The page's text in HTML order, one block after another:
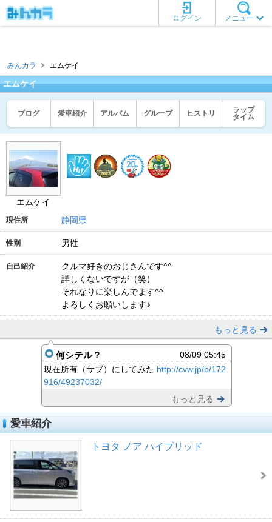
メニュー
ログイン
みんカラ エムケイ
エムケイ
ブログ 愛車紹介 アルバム グループ ヒストリ
ラップ
タイム
エムケイ
現住所 静岡県
性別 男性
自己紹介
クルマ好きのおじさんです^^
詳しくないですが（笑）
それなりに楽しんでます^^
よろしくお願いします♪
もっと見る
何シテル？
08/09 05:45
現在所有（サブ）にしてみた http://cvw.jp/b/172
916/49237032/
もっと見る
愛車紹介
トヨタ ノア ハイブリッド